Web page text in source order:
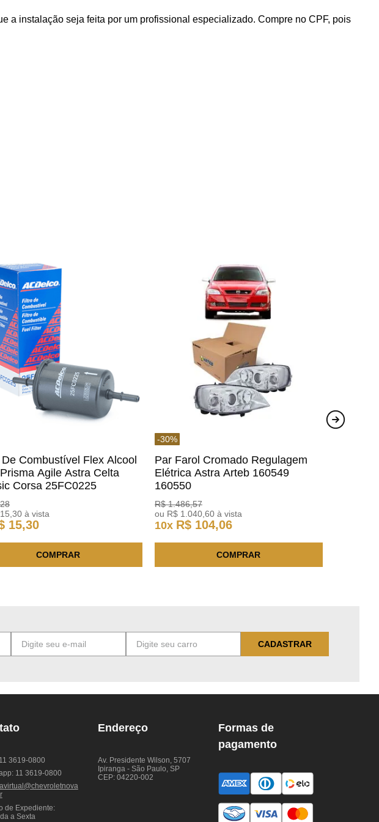
a instalação seja feita por um profissional especializado. Compre no CPF, pois
Combustível Flex Alcool
Agile Astra Celta
Corsa 25FC0225
28
15 ,30 à vista
15,30
COMPRAR
-30%
Par Farol Cromado Regulagem
Elétrica Astra Arteb 160549
160550
R$ 1.486,57
ou R$ 1 .040 ,60 à vista
10x R$ 104,06
COMPRAR
CADASTRAR
3619-0800
11 3619-0800
de Expediente:
a Sexta
Endereço
Av. Presidente Wilson, 5707
Ipiranga - São Paulo, SP
CEP: 04220-002
Formas de
pagamento